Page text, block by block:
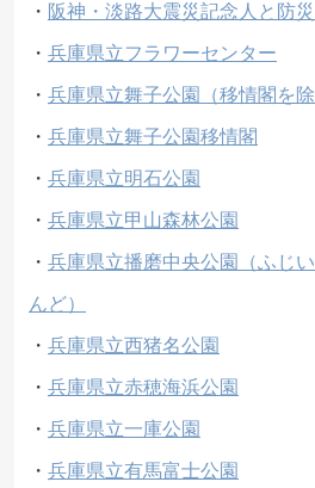
・ 阪神・淡路大震災記念人と防
・ 兵庫県立フラワーセンター
・ 兵庫県立舞子公園（移情閣を除
・ 兵庫県立舞子公園移情閣
・ 兵庫県立明石公園
・ 兵庫県立甲山森林公園
・ 兵庫県立播磨中央公園（ふじ
んど）
・ 兵庫県立西猪名公園
・ 兵庫県立赤穂海浜公園
・ 兵庫県立一庫公園
・ 兵庫県立有馬富士公園